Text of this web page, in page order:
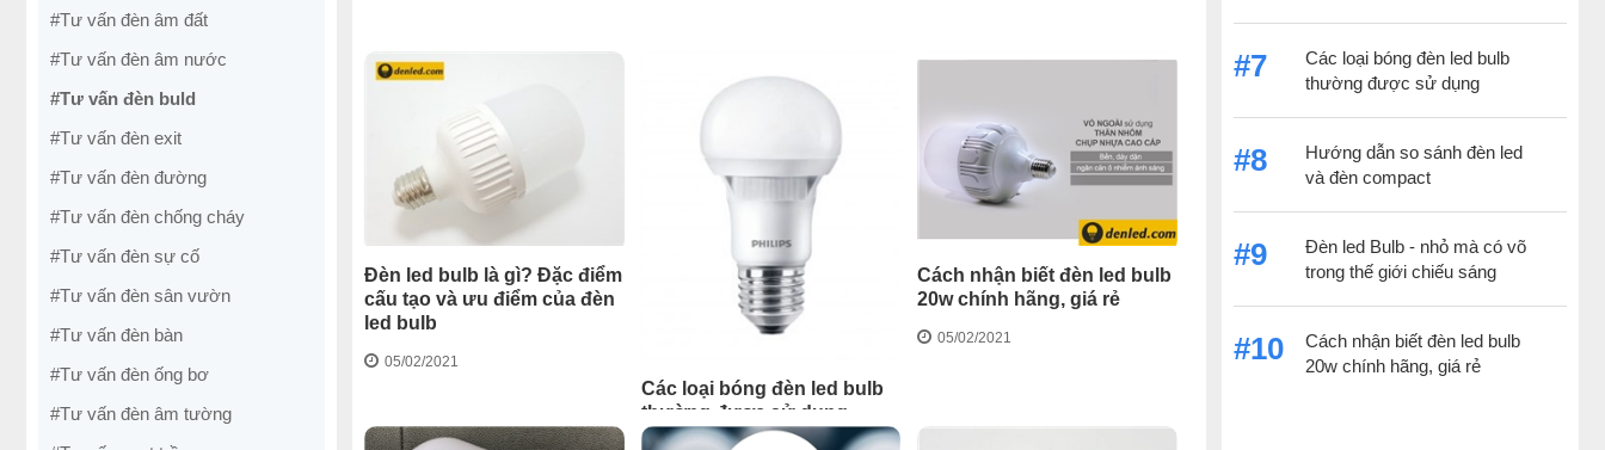
#Tư vấn đèn âm đất
#Tư vấn đèn âm nước
#Tư vấn đèn buld
#Tư vấn đèn exit
#Tư vấn đèn đường
#Tư vấn đèn chống cháy
#Tư vấn đèn sự cố
#Tư vấn đèn sân vườn
#Tư vấn đèn bàn
#Tư vấn đèn ống bơ
#Tư vấn đèn âm tường
Đèn led bulb là gì? Đặc điểm
cấu tạo và ưu điểm của đèn
led bulb
05/02/2021
Các loại bóng đèn led bulb
thường được sử dụng
Cách nhận biết đèn led bulb
20w chính hãng, giá rẻ
05/02/2021
#7
Các loại bóng đèn led bulb
thường được sử dụng
#8
Hướng dẫn so sánh đèn led
và đèn compact
#9
Đèn led Bulb - nhỏ mà có võ
trong thế giới chiếu sáng
#10
Cách nhận biết đèn led bulb
20w chính hãng, giá rẻ